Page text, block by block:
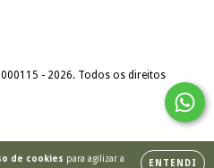
de cookies para agilizar a
ENTENDI
- 2026. Todos os direitos